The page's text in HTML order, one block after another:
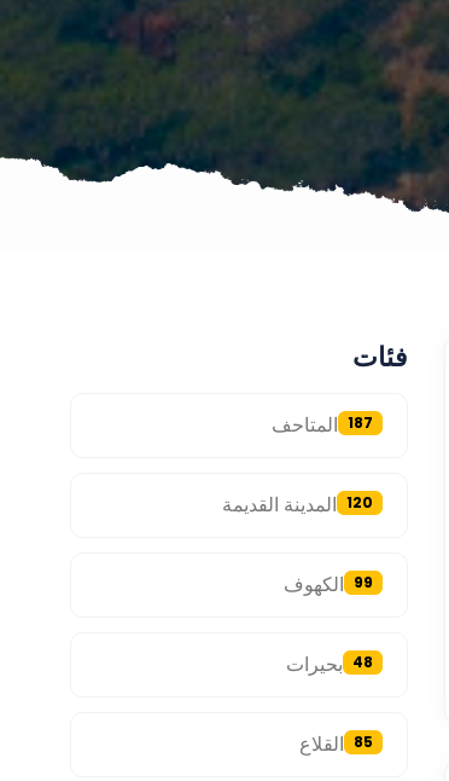
فئات
المتاحف 187
المدينة القديمة 120
الكهوف 99
بحيرات 48
القلاع 85